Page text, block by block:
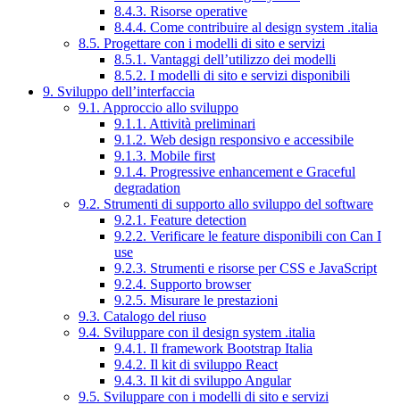
8.4.3. Risorse operative
8.4.4. Come contribuire al design system .italia
8.5. Progettare con i modelli di sito e servizi
8.5.1. Vantaggi dell’utilizzo dei modelli
8.5.2. I modelli di sito e servizi disponibili
9. Sviluppo dell’interfaccia
9.1. Approccio allo sviluppo
9.1.1. Attività preliminari
9.1.2. Web design responsivo e accessibile
9.1.3. Mobile first
9.1.4. Progressive enhancement e Graceful
degradation
9.2. Strumenti di supporto allo sviluppo del software
9.2.1. Feature detection
9.2.2. Verificare le feature disponibili con Can I
use
9.2.3. Strumenti e risorse per CSS e JavaScript
9.2.4. Supporto browser
9.2.5. Misurare le prestazioni
9.3. Catalogo del riuso
9.4. Sviluppare con il design system .italia
9.4.1. Il framework Bootstrap Italia
9.4.2. Il kit di sviluppo React
9.4.3. Il kit di sviluppo Angular
9.5. Sviluppare con i modelli di sito e servizi